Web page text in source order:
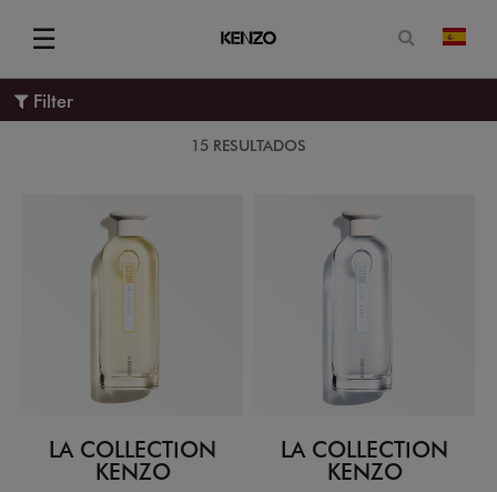
☰
Menu
Abrir
Filter
15 RESULTADOS
LA COLLECTION
KENZO
LA COLLECTION
KENZO